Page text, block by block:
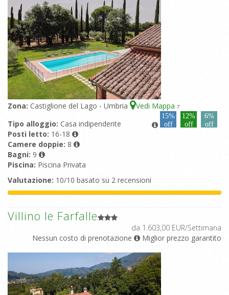
Zona: Castiglione del Lago - Umbria Vedi Mappa 7
15%
off
12%
off
6%
off
Tipo alloggio: Casa indipendente
Posti letto: 16-18
Camere doppie: 8
Bagni: 9
Piscina: Piscina Privata
Valutazione: 10/10 basato su 2 recensioni
Villino le Farfalle
da 1.603,00 EUR/Settimana
Nessun costo di prenotazione
Miglior prezzo garantito